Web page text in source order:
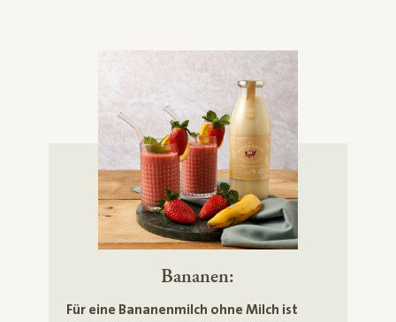
Bananen:
Für eine Bananenmilch ohne Milch ist